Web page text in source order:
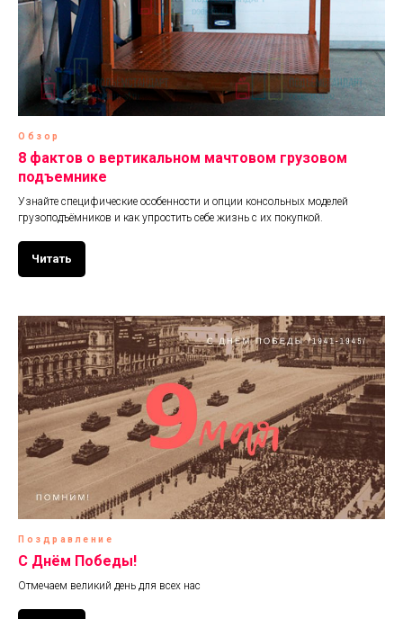
Обзор
8 фактов о вертикальном мачтовом грузовом
подъемнике
Узнайте специфические особенности и опции консольных моделей
грузоподъёмников и как упростить себе жизнь с их покупкой.
Читать
Поздравление
C Днём Победы!
Отмечаем великий день для всех нас